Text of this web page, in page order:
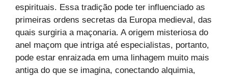
espirituais. Essa tradição pode ter influenciado as
primeiras ordens secretas da Europa medieval, das
quais surgiria a maçonaria. A origem misteriosa do
anel maçom que intriga até especialistas, portanto,
pode estar enraizada em uma linhagem muito mais
antiga do que se imagina, conectando alquimia,